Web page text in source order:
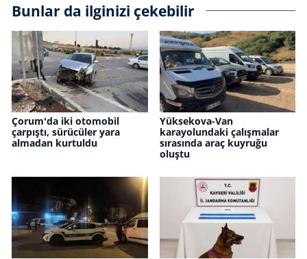
Bunlar da ilginizi çekebilir
Çorum'da iki otomobil
çarpıştı, sürücüler yara
almadan kurtuldu
Yüksekova-Van
karayolundaki çalışmalar
sırasında araç kuyruğu
oluştu